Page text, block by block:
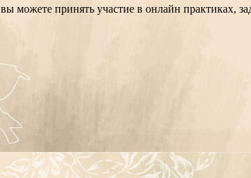
вы можете принять участие в онлайн практиках,